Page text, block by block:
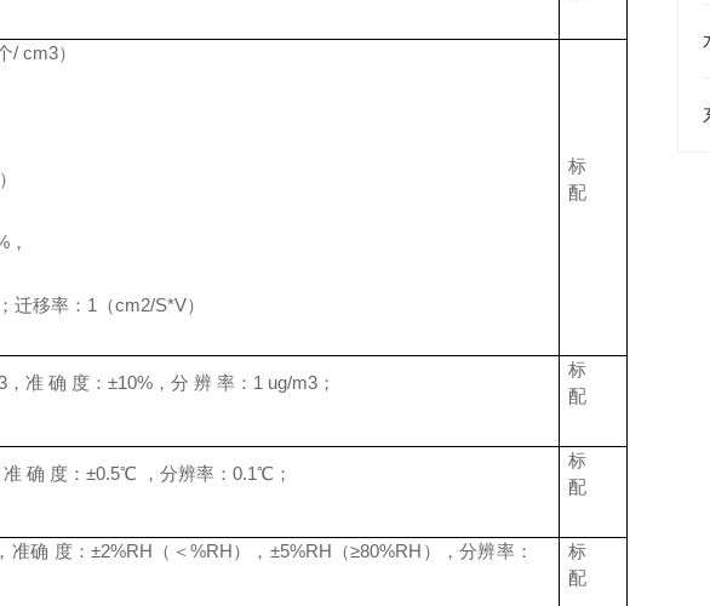
/ cm3）
迁移率：1（cm2/S*V）
标
配
准 确 度：±10%，分 辨 率：1 ug/m3；
标
配
确 度：±0.5℃ ，分辨率：0.1℃；
标
配
准确 度：±2%RH（＜%RH），±5%RH（≥80%RH），分辨率：
标
配